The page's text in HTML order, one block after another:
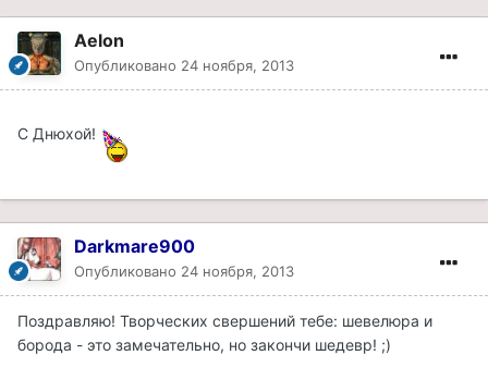
Aelon
Опубликовано 24 ноября, 2013
С Днюхой!
Darkmare900
Опубликовано 24 ноября, 2013
Поздравляю! Творческих свершений тебе: шевелюра и
борода - это замечательно, но закончи шедевр! ;)